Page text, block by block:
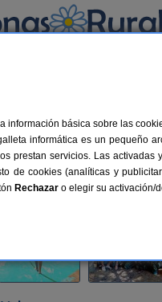
Escuela
Rural en Alcaraz (Albacete)
Alquiler completo 10-60+20
información básica sobre las
informática es un pequeño
prestan servicios. Las
de cookies (analíticas y
Rechazar o elegir su activación/